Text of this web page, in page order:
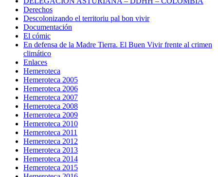
Derechos
Descolonizando el territoriu pal bon vivir
Documentación
El cómic
En defensa de la Madre Tierra. El Buen Vivir frente al crimen
climático
Enlaces
Hemeroteca
Hemeroteca 2005
Hemeroteca 2006
Hemeroteca 2007
Hemeroteca 2008
Hemeroteca 2009
Hemeroteca 2010
Hemeroteca 2011
Hemeroteca 2012
Hemeroteca 2013
Hemeroteca 2014
Hemeroteca 2015